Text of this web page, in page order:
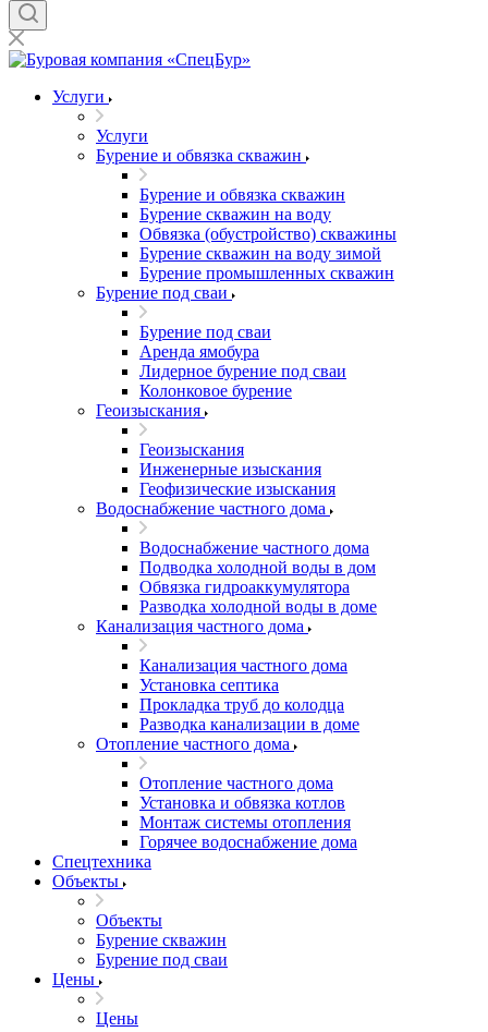
Услуги
Услуги
Бурение и обвязка скважин
Бурение и обвязка скважин
Бурение скважин на воду
Обвязка (обустройство) скважины
Бурение скважин на воду зимой
Бурение промышленных скважин
Бурение под сваи
Бурение под сваи
Аренда ямобура
Лидерное бурение под сваи
Колонковое бурение
Геоизыскания
Геоизыскания
Инженерные изыскания
Геофизические изыскания
Водоснабжение частного дома
Водоснабжение частного дома
Подводка холодной воды в дом
Обвязка гидроаккумулятора
Разводка холодной воды в доме
Канализация частного дома
Канализация частного дома
Установка септика
Прокладка труб до колодца
Разводка канализации в доме
Отопление частного дома
Отопление частного дома
Установка и обвязка котлов
Монтаж системы отопления
Горячее водоснабжение дома
Спецтехника
Объекты
Объекты
Бурение скважин
Бурение под сваи
Цены
Цены